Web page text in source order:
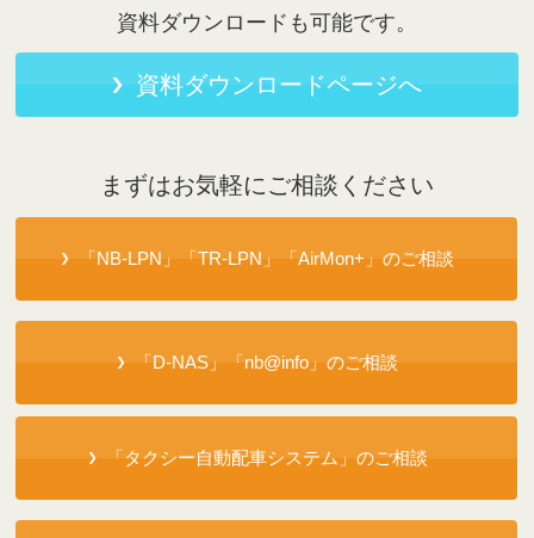
資料ダウンロードも可能です。
資料ダウンロードページへ
まずはお気軽にご相談ください
「NB-LPN」「TR-LPN」「AirMon+」のご相談
「D-NAS」「nb@info」のご相談
「タクシー自動配車システム」のご相談